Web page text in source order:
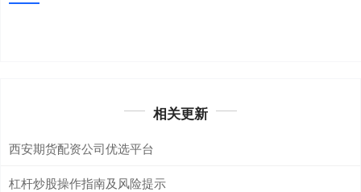
相关更新
西安期货配资公司优选平台
杠杆炒股操作指南及风险提示